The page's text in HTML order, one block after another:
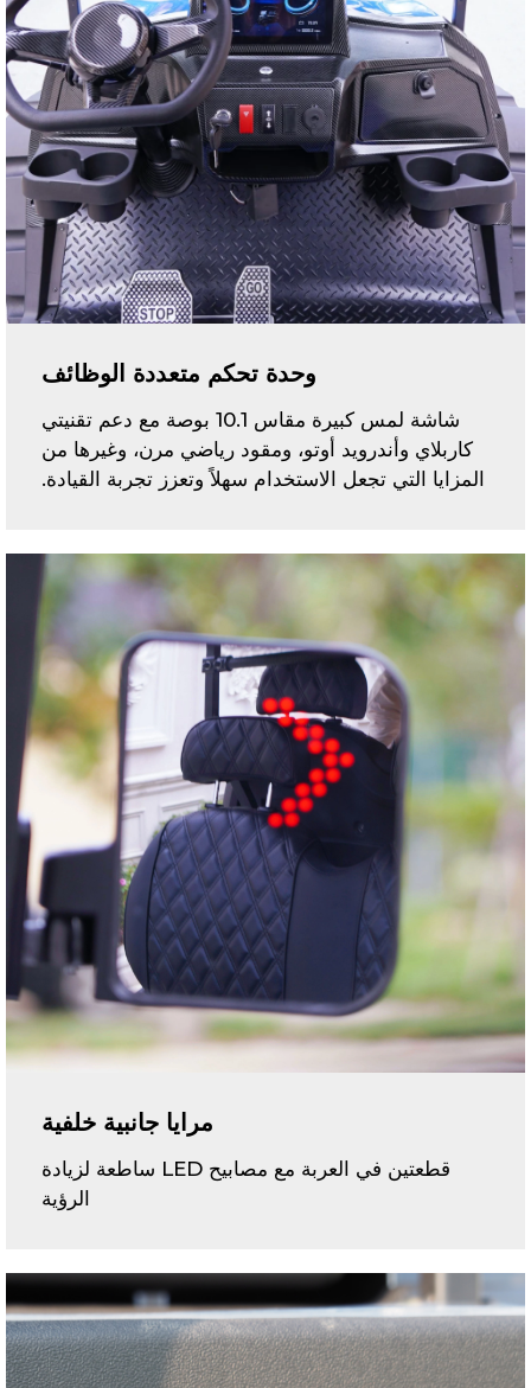
وحدة تحكم متعددة الوظائف
شاشة لمس كبيرة مقاس 10.1 بوصة مع دعم تقنيتي
كاربلاي وأندرويد أوتو، ومقود رياضي مرن، وغيرها من
المزايا التي تجعل الاستخدام سهلاً وتعزز تجربة القيادة.
مرايا جانبية خلفية
قطعتين في العربة مع مصابيح LED ساطعة لزيادة
الرؤية